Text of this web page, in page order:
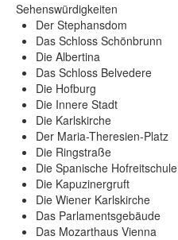
Sehenswürdigkeiten
Der Stephansdom
Das Schloss Schönbrunn
Die Albertina
Das Schloss Belvedere
Die Hofburg
Die Innere Stadt
Die Karlskirche
Der Maria-Theresien-Platz
Die Ringstraße
Die Spanische Hofreitschule
Die Kapuzinergruft
Die Wiener Karlskirche
Das Parlamentsgebäude
Das Mozarthaus Vienna